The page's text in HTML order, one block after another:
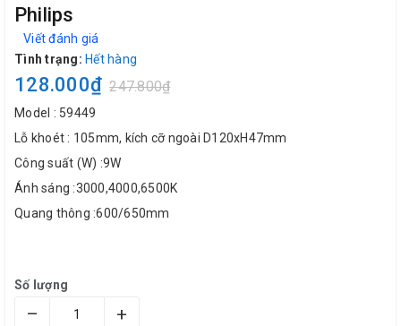
Philips
Viết đánh giá
Tình trạng: Hết hàng
128.000₫ 247.800₫
Model : 59449
Lỗ khoét : 105mm, kích cỡ ngoài D120xH47mm
Công suất (W) :9W
Ánh sáng :3000,4000,6500K
Quang thông :600/650mm
Số lượng
– +